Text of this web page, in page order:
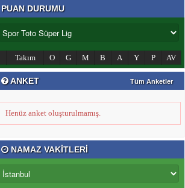
Hamburgun karanlık sokakları
Zahid Medeni
Şehir ve Aile Şurasının Düşündürdükleri (2)
Şeref Yumurtacı
Bir İnsanlık Mektebi: Tosya Yaren Kültürü
PUAN DURUMU
Takım O G M B A Y P AV
ANKET Tüm Anketler
Henüz anket oluşturulmamış.
NAMAZ VAKİTLERİ